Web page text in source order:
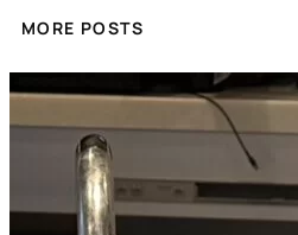
MORE POSTS